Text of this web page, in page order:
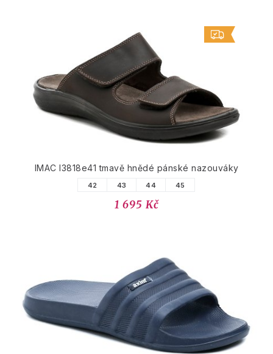
IMAC I3818e41 tmavě hnědé pánské nazouváky
42 43 44 45
1 695 Kč